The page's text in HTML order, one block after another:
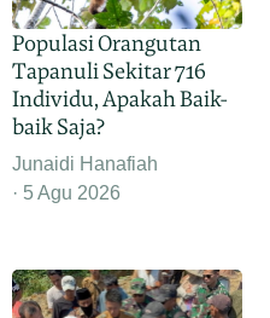
Populasi Orangutan
Tapanuli Sekitar 716
Individu, Apakah Baik-
baik Saja?
Junaidi Hanafiah
5 Agu 2026